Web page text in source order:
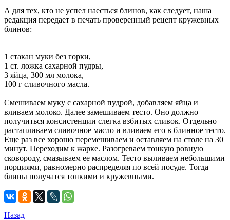
А для тех, кто не успел наесться блинов, как следует, наша
редакция передает в печать проверенный рецепт кружевных
блинов:
1 стакан муки без горки,
1 ст. ложка сахарной пудры,
3 яйца, 300 мл молока,
100 г сливочного масла.
Смешиваем муку с сахарной пудрой, добавляем яйца и
вливаем молоко. Далее замешиваем тесто. Оно должно
получиться консистенции слегка взбитых сливок. Отдельно
растапливаем сливочное масло и вливаем его в блинное тесто.
Еще раз все хорошо перемешиваем и оставляем на столе на 30
минут. Переходим к жарке. Разогреваем тонкую ровную
сковороду, смазываем ее маслом. Тесто выливаем небольшими
порциями, равномерно распределяя по всей посуде. Тогда
блины получатся тонкими и кружевными.
Назад